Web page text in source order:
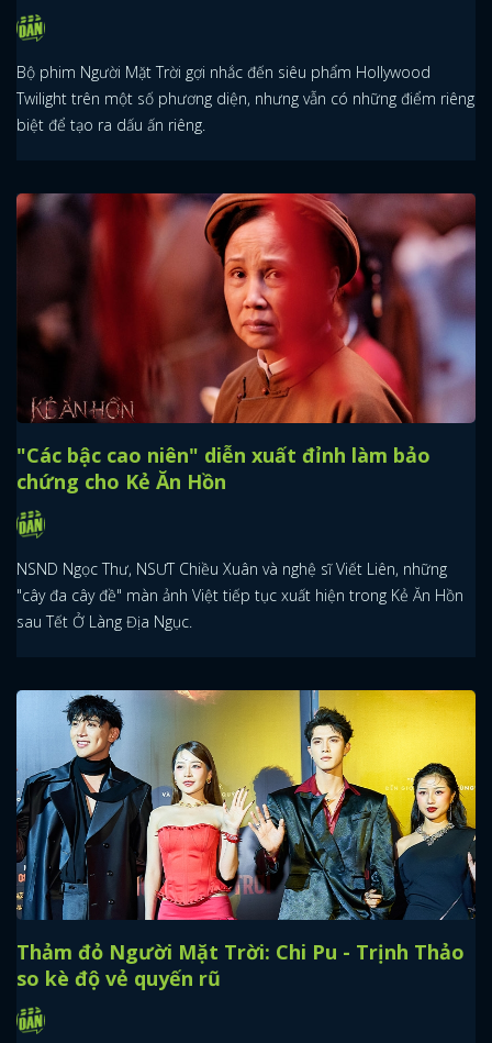
Bộ phim Người Mặt Trời gợi nhắc đến siêu phẩm Hollywood
Twilight trên một số phương diện, nhưng vẫn có những điểm riêng
biệt để tạo ra dấu ấn riêng.
"Các bậc cao niên" diễn xuất đỉnh làm bảo
chứng cho Kẻ Ăn Hồn
NSND Ngọc Thư, NSƯT Chiều Xuân và nghệ sĩ Viết Liên, những
"cây đa cây đề" màn ảnh Việt tiếp tục xuất hiện trong Kẻ Ăn Hồn
sau Tết Ở Làng Địa Ngục.
Thảm đỏ Người Mặt Trời: Chi Pu - Trịnh Thảo
so kè độ vẻ quyến rũ